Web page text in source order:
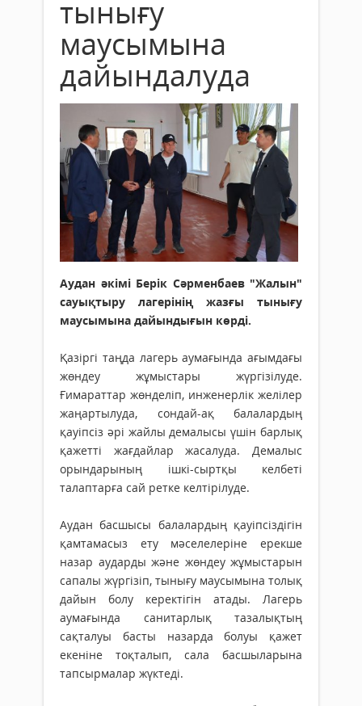
тынығу
маусымына
дайындалуда
Аудан әкімі Берік Сәрменбаев "Жалын"
сауықтыру лагерінің жазғы тынығу
маусымына дайындығын көрді.
Қазіргі таңда лагерь аумағында ағымдағы
жөндеу жұмыстары жүргізілуде.
Ғимараттар жөнделіп, инженерлік желілер
жаңартылуда, сондай-ақ балалардың
қауіпсіз әрі жайлы демалысы үшін барлық
қажетті жағдайлар жасалуда. Демалыс
орындарының ішкі-сыртқы келбеті
талаптарға сай ретке келтірілуде.
Аудан басшысы балалардың қауіпсіздігін
қамтамасыз ету мәселелеріне ерекше
назар аударды және жөндеу жұмыстарын
сапалы жүргізіп, тынығу маусымына толық
дайын болу керектігін атады. Лагерь
аумағында санитарлық тазалықтың
сақталуы басты назарда болуы қажет
екеніне тоқталып, сала басшыларына
тапсырмалар жүктеді.